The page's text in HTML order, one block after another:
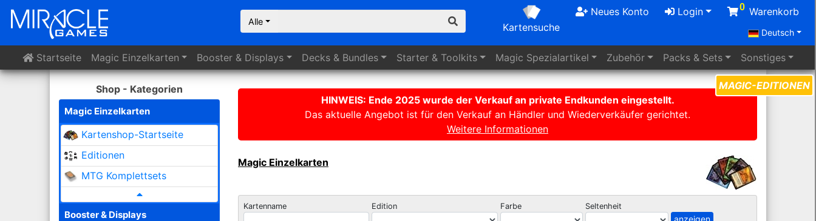
Kartensuche
Neues Konto Login 0 Warenkorb
Deutsch
Alle
Startseite Magic Einzelkarten Booster & Displays Decks & Bundles Starter & Toolkits Magic Spezialartikel Zubehör Packs & Sets Sonstiges
MAGIC-EDITIONEN
Shop - Kategorien
Magic Einzelkarten
Kartenshop-Startseite
Editionen
MTG Komplettsets
Booster & Displays
HINWEIS: Ende 2025 wurde der Verkauf an private Endkunden eingestellt.
Das aktuelle Angebot ist für den Verkauf an Händler und Wiederverkäufer gerichtet.
Weitere Informationen
Magic Einzelkarten
Kartenname Edition Farbe Seltenheit